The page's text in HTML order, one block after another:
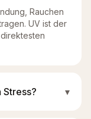
Rauchen
UV ist der
▾